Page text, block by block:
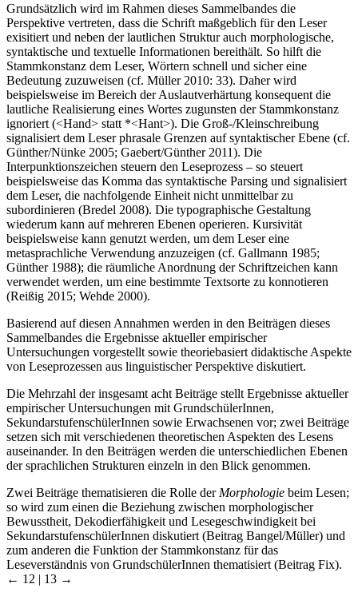
Grundsätzlich wird im Rahmen dieses Sammelbandes die
Perspektive vertreten, dass die Schrift maßgeblich für den Leser
exisitiert und neben der lautlichen Struktur auch morphologische,
syntaktische und textuelle Informationen bereithält. So hilft die
Stammkonstanz dem Leser, Wörtern schnell und sicher eine
Bedeutung zuzuweisen (cf. Müller 2010: 33). Daher wird
beispielsweise im Bereich der Auslautverhärtung konsequent die
lautliche Realisierung eines Wortes zugunsten der Stammkonstanz
ignoriert (<Hand> statt *<Hant>). Die Groß-/Kleinschreibung
signalisiert dem Leser phrasale Grenzen auf syntaktischer Ebene (cf.
Günther/Nünke 2005; Gaebert/Günther 2011). Die
Interpunktionszeichen steuern den Leseprozess – so steuert
beispielsweise das Komma das syntaktische Parsing und signalisiert
dem Leser, die nachfolgende Einheit nicht unmittelbar zu
subordinieren (Bredel 2008). Die typographische Gestaltung
wiederum kann auf mehreren Ebenen operieren. Kursivität
beispielsweise kann genutzt werden, um dem Leser eine
metasprachliche Verwendung anzuzeigen (cf. Gallmann 1985;
Günther 1988); die räumliche Anordnung der Schriftzeichen kann
verwendet werden, um eine bestimmte Textsorte zu konnotieren
(Reißig 2015; Wehde 2000).
Basierend auf diesen Annahmen werden in den Beiträgen dieses
Sammelbandes die Ergebnisse aktueller empirischer
Untersuchungen vorgestellt sowie theoriebasiert didaktische Aspekte
von Leseprozessen aus linguistischer Perspektive diskutiert.
Die Mehrzahl der insgesamt acht Beiträge stellt Ergebnisse aktueller
empirischer Untersuchungen mit GrundschülerInnen,
SekundarstufenschülerInnen sowie Erwachsenen vor; zwei Beiträge
setzen sich mit verschiedenen theoretischen Aspekten des Lesens
auseinander. In den Beiträgen werden die unterschiedlichen Ebenen
der sprachlichen Strukturen einzeln in den Blick genommen.
Zwei Beiträge thematisieren die Rolle der Morphologie beim Lesen;
so wird zum einen die Beziehung zwischen morphologischer
Bewusstheit, Dekodierfähigkeit und Lesegeschwindigkeit bei
SekundarstufenschülerInnen diskutiert (Beitrag Bangel/Müller) und
zum anderen die Funktion der Stammkonstanz für das
Leseverständnis von GrundschülerInnen thematisiert (Beitrag Fix).
← 12 | 13 →